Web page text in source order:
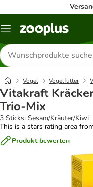
Menü
Produkte
suchen
Vogel Vogelfutter
Vitakraft
Trio-Mix
3 Sticks: Sesam/Kräuter/Kiwi
This is a stars rating area
Produkt bewerten